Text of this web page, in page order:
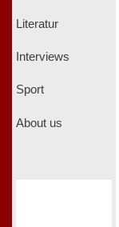
Literatur
Interviews
Sport
About us